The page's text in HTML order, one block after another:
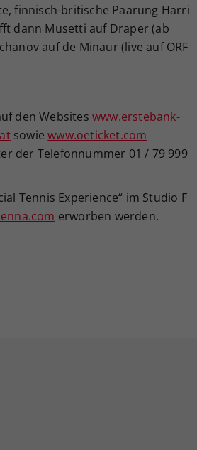
finnisch-britische Paarung Harri
dann Musetti auf Draper (ab
auf de Minaur (live auf ORF
den Websites www.erstebank-
sowiewww.oeticket.com
der Telefonnummer 01 / 79 999
Tennis Experience“ im Studio F
erworben werden.